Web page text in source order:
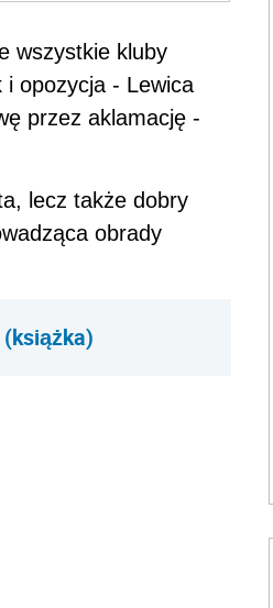
wszystkie kluby
i opozycja - Lewica
przez aklamację -
lecz także dobry
obrady